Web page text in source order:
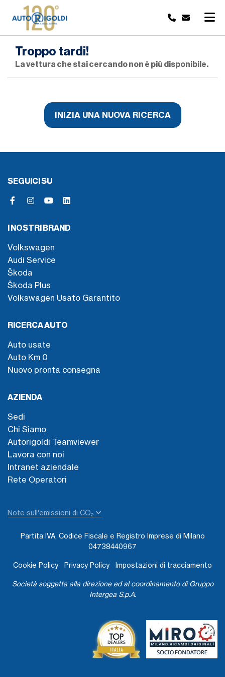
Troppo tardi!
La vettura che stai cercando non è più disponibile.
INIZIA UNA NUOVA RICERCA
SEGUICI SU
I NOSTRI BRAND
Volkswagen
Audi Service
Škoda
Škoda Plus
Volkswagen Usato Garantito
RICERCA AUTO
Auto usate
Auto Km 0
Nuovo pronta consegna
AZIENDA
Sedi
Chi Siamo
Autorigoldi Teamviewer
Lavora con noi
Intranet aziendale
Rete Operatori
Note sull'emissioni di CO₂
Partita IVA, Codice Fiscale e Registro Imprese di Milano
04738440967
Cookie Policy Privacy Policy Impostazioni di tracciamento
Società soggetta alla direzione ed al coordinamento di Gruppo
Intergea S.p.A.